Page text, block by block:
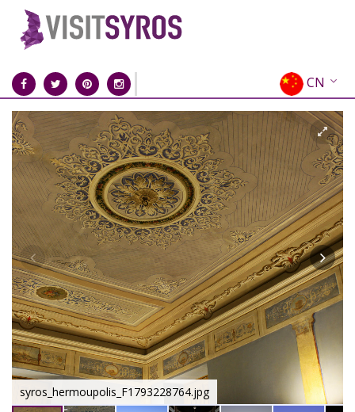
CN
EN
EL
FR
DE
IT
ES
RU
syros_hermoupolis_F1793228764.jpg